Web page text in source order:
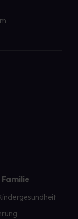
Familie